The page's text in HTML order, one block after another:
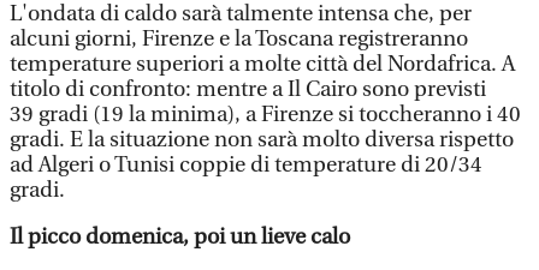
L'ondata di caldo sarà talmente intensa che, per
alcuni giorni, Firenze e la Toscana registreranno
temperature superiori a molte città del Nordafrica. A
titolo di confronto: mentre a Il Cairo sono previsti
39 gradi (19 la minima), a Firenze si toccheranno i 40
gradi. E la situazione non sarà molto diversa rispetto
ad Algeri o Tunisi coppie di temperature di 20/34
gradi.
Il picco domenica, poi un lieve calo